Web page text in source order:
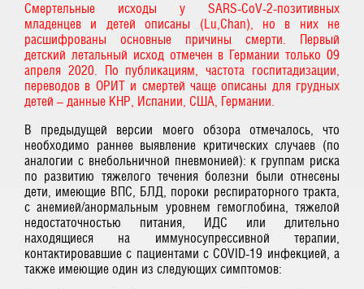
Смертельные исходы у SARS-CoV-2-позитивных
младенцев и детей описаны (Lu,Chan), но в них не
расшифрованы основные причины смерти. Первый
детский летальный исход отмечен в Германии только 09
апреля 2020. По публикациям, частота госпитадизации,
переводов в ОРИТ и смертей чаще описаны для грудных
детей – данные КНР, Испании, США, Германии.
В предыдущей версии моего обзора отмечалось, что
необходимо раннее выявление критических случаев (по
аналогии с внебольничной пневмонией): к группам риска
по развитию тяжелого течения болезни были отнесены
дети, имеющие ВПС, БЛД, пороки респираторного тракта,
с анемией/анормальным уровнем гемоглобина, тяжелой
недостаточностью питания, ИДС или длительно
находящиеся на иммуносупрессивной терапии,
контактировавшие с пациентами с COVID-19 инфекцией, а
также имеющие один из следующих симптомов: